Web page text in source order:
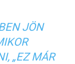
JÖN
„EZ MÁR